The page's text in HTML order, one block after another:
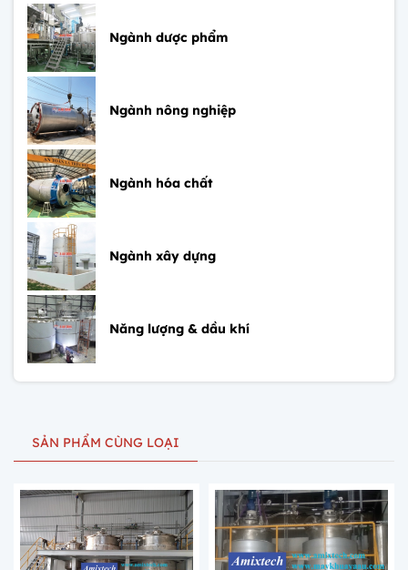
Ngành dược phẩm
Ngành nông nghiệp
Ngành hóa chất
Ngành xây dựng
Năng lượng & dầu khí
SẢN PHẨM CÙNG LOẠI